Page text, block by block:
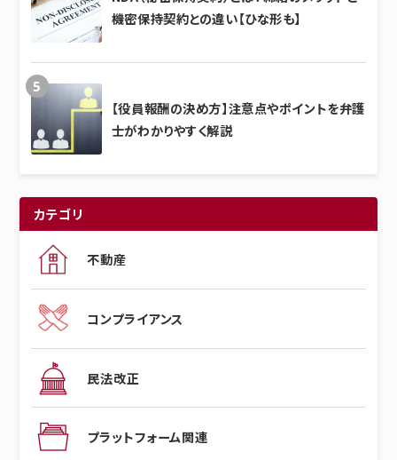
機密保持契約との違い【ひな形も】
【役員報酬の決め方】注意点やポイントを弁護
士がわかりやすく解説
カテゴリ
不動産
コンプライアンス
民法改正
プラットフォーム関連